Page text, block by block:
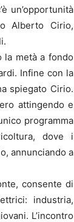
un’opportunità
Alberto Cirio,
la metà a fondo
Infine con la
spiegato Cirio.
attingendo e
programma
dove i
annunciando a
consente di
industria,
L’incontro